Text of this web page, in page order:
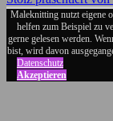
auf
Google+
Maleknitting nutzt eigene
helfen zum Beispiel zu
gerne gelesen werden.
bist, wird davon
Datenschutz
Akzeptieren